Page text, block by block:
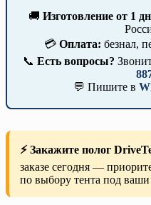
🚚 Изготовление от 1
💳 Оплата: безнал,
📞 Есть вопросы?
💬 Пишите в
⚡ Закажите полог
заказе сегодня —
по выбору тента под ваши